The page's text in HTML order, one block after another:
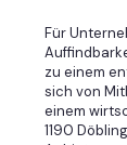
Für
zu einem
sich von
einem
1190